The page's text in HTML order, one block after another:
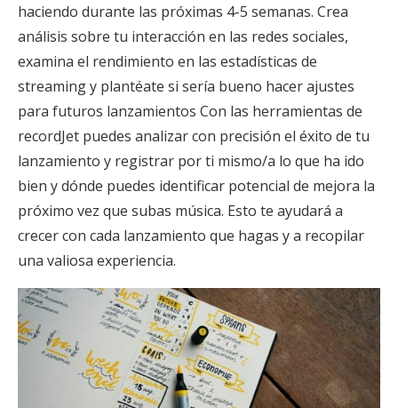
haciendo durante las próximas 4-5 semanas. Crea
análisis sobre tu interacción en las redes sociales,
examina el rendimiento en las estadísticas de
streaming y plantéate si sería bueno hacer ajustes
para futuros lanzamientos Con las herramientas de
recordJet puedes analizar con precisión el éxito de tu
lanzamiento y registrar por ti mismo/a lo que ha ido
bien y dónde puedes identificar potencial de mejora la
próximo vez que subas música. Esto te ayudará a
crecer con cada lanzamiento que hagas y a recopilar
una valiosa experiencia.